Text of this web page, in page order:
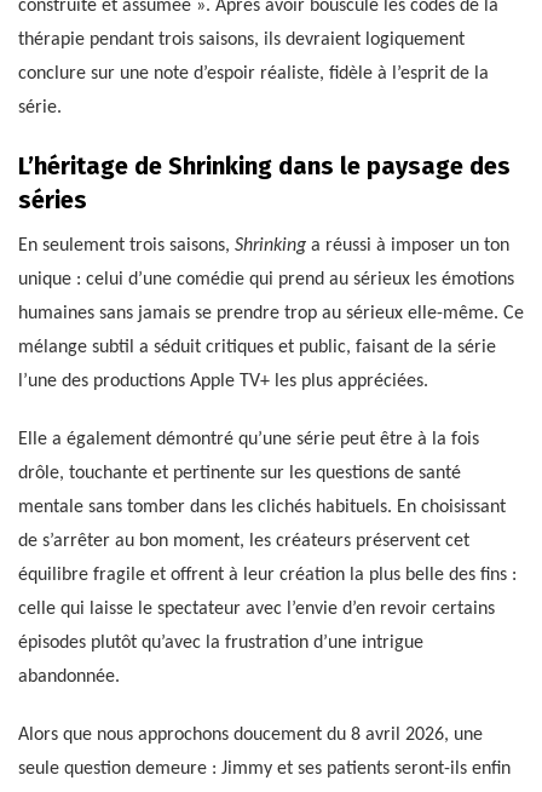
construite et assumée ». Après avoir bousculé les codes de la
thérapie pendant trois saisons, ils devraient logiquement
conclure sur une note d’espoir réaliste, fidèle à l’esprit de la
série.
L’héritage de Shrinking dans le paysage des
séries
En seulement trois saisons, Shrinking a réussi à imposer un ton
unique : celui d’une comédie qui prend au sérieux les émotions
humaines sans jamais se prendre trop au sérieux elle-même. Ce
mélange subtil a séduit critiques et public, faisant de la série
l’une des productions Apple TV+ les plus appréciées.
Elle a également démontré qu’une série peut être à la fois
drôle, touchante et pertinente sur les questions de santé
mentale sans tomber dans les clichés habituels. En choisissant
de s’arrêter au bon moment, les créateurs préservent cet
équilibre fragile et offrent à leur création la plus belle des fins :
celle qui laisse le spectateur avec l’envie d’en revoir certains
épisodes plutôt qu’avec la frustration d’une intrigue
abandonnée.
Alors que nous approchons doucement du 8 avril 2026, une
seule question demeure : Jimmy et ses patients seront-ils enfin